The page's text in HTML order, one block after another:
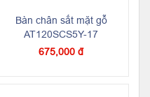
Bàn chân sắt mặt gỗ
AT120SCS5Y-17
675,000 đ